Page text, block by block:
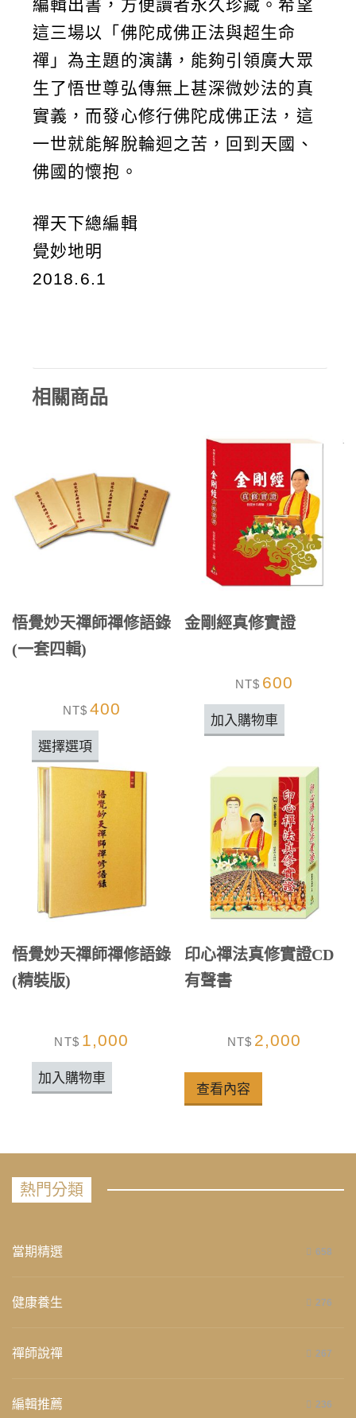
編輯出書，方便讀者永久珍藏。希望
這三場以「佛陀成佛正法與超生命
禪」為主題的演講，能夠引領廣大眾
生了悟世尊弘傳無上甚深微妙法的真
實義，而發心修行佛陀成佛正法，這
一世就能解脫輪迴之苦，回到天國、
佛國的懷抱。
禪天下總編輯
覺妙地明
2018.6.1
相關商品
悟覺妙天禪師禪修語錄
(一套四輯)
NT$ 400
選擇選項
金剛經真修實證
NT$ 600
加入購物車
悟覺妙天禪師禪修語錄
(精裝版)
NT$ 1,000
加入購物車
印心禪法真修實證CD
有聲書
NT$ 2,000
查看內容
熱門分類
當期精選 658
健康養生 276
禪師說禪 267
編輯推薦 236